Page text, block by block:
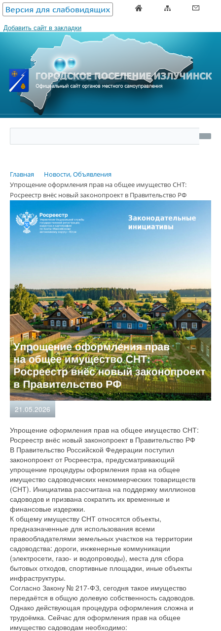
Версия для слабовидящих
Добавить сайт в закладки
Главная
Новости, Объявления
Упрощение оформления прав на общее имущество СНТ:
Росреестр внёс новый законопроект в Правительство РФ
21.05.2026
Упрощение оформления прав на общее имущество СНТ:
Росреестр внёс новый законопроект в Правительство РФ
В Правительство Российской Федерации поступил
законопроект от Росреестра, предусматривающий
упрощение процедуры оформления прав на общее
имущество садоводческих некоммерческих товариществ
(СНТ). Инициатива рассчитана на поддержку миллионов
садоводов и призвана сократить их временные и
финансовые издержки.
К общему имуществу СНТ относятся объекты,
предназначенные для использования всеми
правообладателями земельных участков на территории
садоводства: дороги, инженерные коммуникации
(электросети, газо- и водопроводы), места для сбора
бытовых отходов, спортивные площадки, иные объекты
инфраструктуры.
Согласно Закону № 217-ФЗ, сегодня такое имущество
передаётся в общую долевую собственность садоводов.
Однако действующая процедура оформления сложна и
трудоёмка. Сейчас для оформления прав на общее
имущество садоводам необходимо: